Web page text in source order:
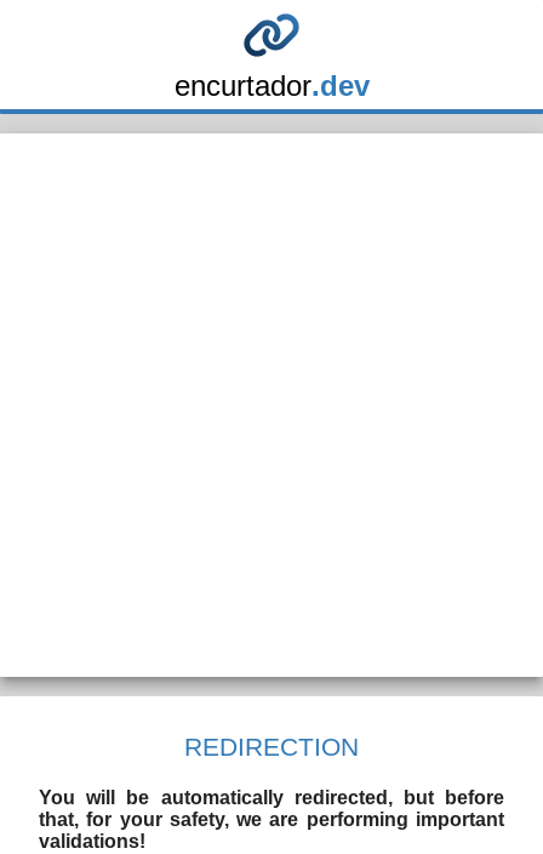
encurtador.dev
REDIRECTION
You will be automatically redirected, but before
that, for your safety, we are performing important
validations!